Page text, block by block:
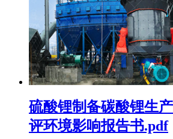
硫酸锂制备碳酸锂生
评环境影响报告书.pdf